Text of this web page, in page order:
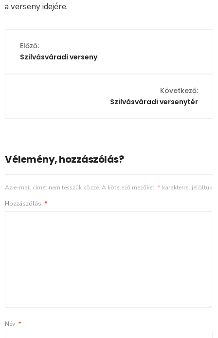
a verseny idejére.
Előző:
Szilvásváradi verseny
Következő:
Szilvásváradi versenytér
Vélemény, hozzászólás?
Az e-mail címet nem tesszük közzé. A kötelező mezőket * karakterrel jelöltük
Hozzászólás *
Név *